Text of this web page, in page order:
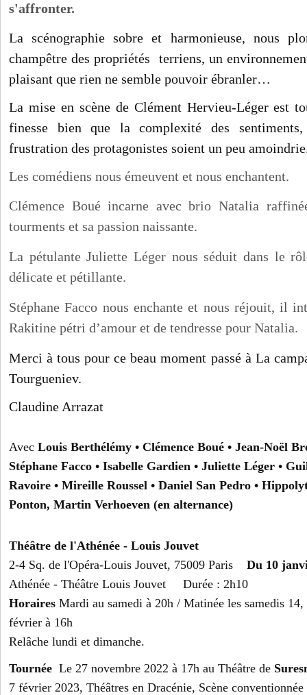
s'affronter.
La scénographie sobre et harmonieuse, nous
champêtre des propriétés terriens, un
plaisant que rien ne semble pouvoir ébranler…
La mise en scène de Clément Hervieu-Léger est
finesse bien que la complexité des
frustration des protagonistes soient un peu
Les comédiens nous émeuvent et nous enchantent.
Clémence Boué incarne avec brio Natalia
tourments et sa passion naissante.
La pétulante Juliette Léger nous séduit dans le
délicate et pétillante.
Stéphane Facco nous enchante et nous réjouit, il
Rakitine pétri d’amour et de tendresse pour Natalia.
Merci à tous pour ce beau moment passé à La
Tourgueniev.
Claudine Arrazat
Avec Louis Berthélémy • Clémence Boué • Jean-Noël
Stéphane Facco • Isabelle Gardien • Juliette Léger •
Ravoire • Mireille Roussel • Daniel San Pedro •
Ponton, Martin Verhoeven (en alternance)
Théâtre de l'Athénée - Louis Jouvet
2-4 Sq. de l'Opéra-Louis Jouvet, 75009 Paris Du 10
Athénée - Théâtre Louis Jouvet Durée : 2h10
Horaires Mardi au samedi à 20h / Matinée les samedis
février à 16h
Relâche lundi et dimanche.
Tournée Le 27 novembre 2022 à 17h au Théâtre de
7 février 2023, Théâtres en Dracénie, Scène